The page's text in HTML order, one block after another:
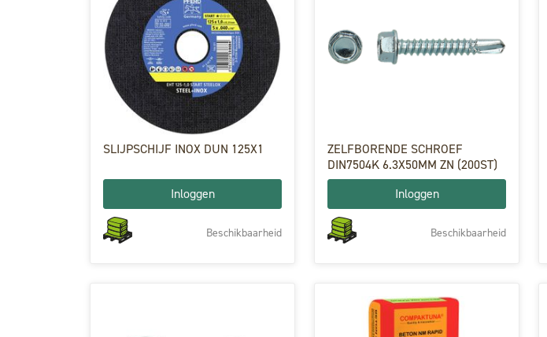
SLIJPSCHIJF INOX DUN 125X1
Inloggen
Beschikbaarheid
ZELFBORENDE SCHROEF
DIN7504K 6.3X50MM ZN (200ST)
Inloggen
Beschikbaarheid